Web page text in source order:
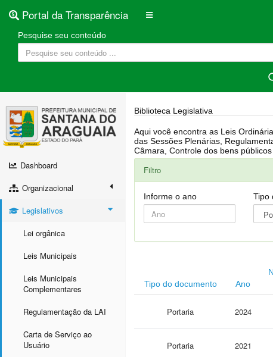
Portal da Transparência
Pesquise seu conteúdo
Dashboard
Organizacional
Legislativos
Lei orgânica
Leis Municipais
Leis Municipais
Complementares
Regulamentação da LAI
Carta de Serviço ao
Usuário
Biblioteca Legislativa
Aqui você encontra as Leis Ordinárias, Leis Complementares, Portarias, Decretos, Atas, PPA, LDO, LOA, RREO, Resoluções, RGF, Lei
das Sessões Plenárias, Regulamentação da LAI, Atos de Julgamento do Governo, Agenda Externa do presidente, Relatório do Controle Interno, Projetos em tramitação na
Filtro
Informe o ano Tipo
Tipo do documento Ano
Portaria 2024
Portaria 2021